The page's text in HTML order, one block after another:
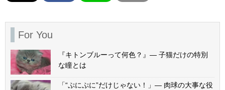
For You
『キトンブルーって何色？』— 子猫だけの特別
な瞳とは
「“ぷにぷに”だけじゃない！」— 肉球の大事な役